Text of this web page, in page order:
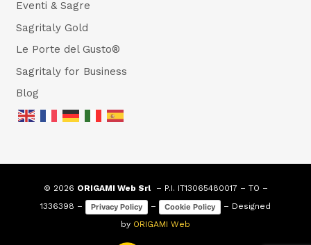
Eventi & Sagre
Sagritaly Gold
Le Porte del Gusto®
Sagritaly for Business
Blog
© 2026 ORIGAMI Web Srl– P.I. IT13065480017 – TO –
1336398 –
Privacy Policy – Cookie Policy
– Designed
by ORIGAMI Web